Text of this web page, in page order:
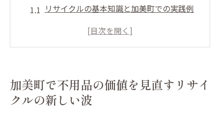
リサイクルの基本知識と加美町での実践例
加美町のリサイクル施設を活用するメリッ
リサイクルの流れと加美町での実施方法
加美町でリサイクルを始める最初のステッ
加美町で不用品の価値を見直すリサイ
クルの新しい波